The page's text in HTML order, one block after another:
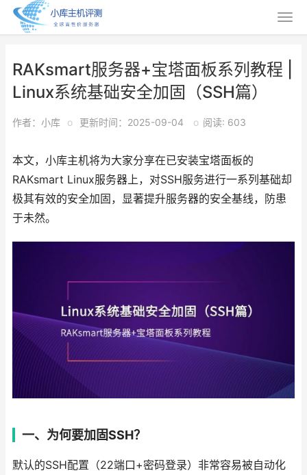
RAKsmart服务器+宝塔面板系列教程 |
Linux系统基础安全加固（SSH篇）
作者：小库 o 更新时间：2025-09-04 o 阅读: 603
本文，小库主机将为大家分享在已安装宝塔面板的
RAKsmart Linux服务器上，对SSH服务进行一系列基础却
极其有效的安全加固，显著提升服务器的安全基线，防患
于未然。
一、为何要加固SSH？
默认的SSH配置（22端口+密码登录）非常容易被自动化